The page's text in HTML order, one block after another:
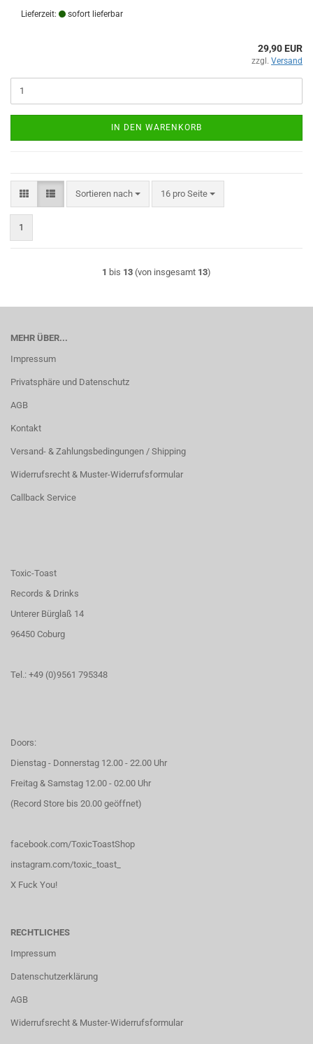
Lieferzeit: sofort lieferbar
29,90 EUR
zzgl. Versand
IN DEN WARENKORB
Sortieren nach
Sortieren nach 16 pro Seite
pro Seite
1
1 bis 13 (von insgesamt 13)
MEHR ÜBER...
Impressum
Privatsphäre und Datenschutz
AGB
Kontakt
Versand- & Zahlungsbedingungen / Shipping
Widerrufsrecht & Muster-Widerrufsformular
Callback Service
Toxic-Toast
Records & Drinks
Unterer Bürglaß 14
96450 Coburg
Tel.: +49 (0)9561 795348
Doors:
Dienstag - Donnerstag 12.00 - 22.00 Uhr
Freitag & Samstag 12.00 - 02.00 Uhr
(Record Store bis 20.00 geöffnet)
facebook.com/ToxicToastShop
instagram.com/toxic_toast_
X Fuck You!
RECHTLICHES
Impressum
Datenschutzerklärung
AGB
Widerrufsrecht & Muster-Widerrufsformular